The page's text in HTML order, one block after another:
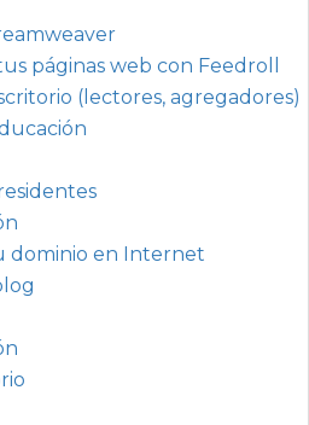
páginas web con Feedroll
(lectores, agregadores)
dominio en Internet